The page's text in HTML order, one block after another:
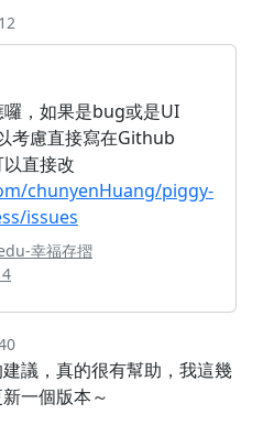
，如果是bug或是UI
考慮直接寫在Github
直接改
chunyenHuang/piggy-
issues
幸福存摺
議，真的很有幫助，我這幾
一個版本～